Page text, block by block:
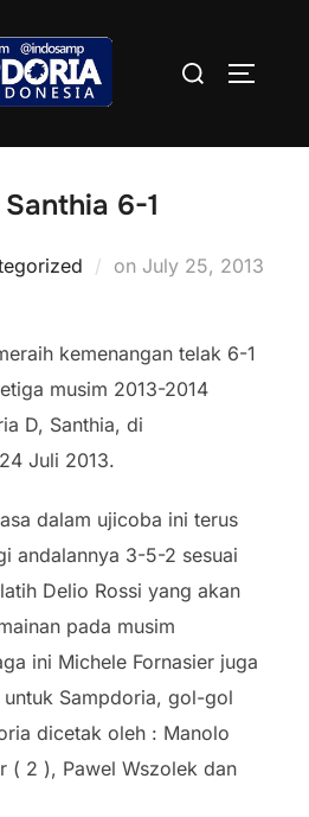
Search
6-1
on Posted
July 25, 2013
kemenangan telak 6-1
musim 2013-2014
D, Santhia, di
Juli 2013.
dalam ujicoba ini terus
andalannya 3-5-2 sesuai
Delio Rossi yang akan
pada musim
ini Michele Fornasier juga
Sampdoria, gol-gol
dicetak oleh : Manolo
( 2 ), Pawel Wszolek dan